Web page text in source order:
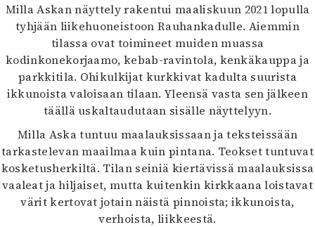
Milla Askan näyttely rakentui maaliskuun 2021 lopulla
tyhjään liikehuoneistoon Rauhankadulle. Aiemmin
tilassa ovat toimineet muiden muassa
kodinkonekorjaamo, kebab-ravintola, kenkäkauppa ja
parkkitila. Ohikulkijat kurkkivat kadulta suurista
ikkunoista valoisaan tilaan. Yleensä vasta sen jälkeen
täällä uskaltaudutaan sisälle näyttelyyn.
Milla Aska tuntuu maalauksissaan ja teksteissään
tarkastelevan maailmaa kuin pintana. Teokset tuntuvat
kosketusherkiltä. Tilan seiniä kiertävissä maalauksissa
vaaleat ja hiljaiset, mutta kuitenkin kirkkaana loistavat
värit kertovat jotain näistä pinnoista; ikkunoista,
verhoista, liikkeestä.